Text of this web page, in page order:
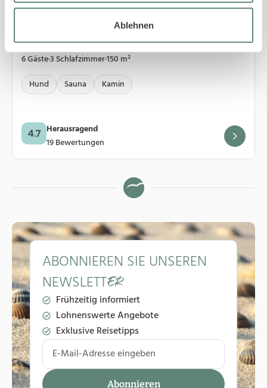
Ablehnen
Wenningstedt 5
27/6c bohoSylt 6
6 Gäste·3 Schlafzimmer·150 m²
Hund
Sauna Kamin
4.7
Herausragend
19 Bewertungen
ABONNIEREN SIE UNSEREN
NEWSLETT
Frühzeitig informiert
Lohnenswerte Angebote
Exklusive Reisetipps